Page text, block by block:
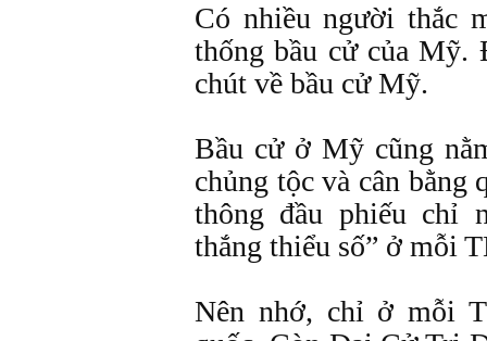
Có nhiều người thắc
thống bầu cử của
chút về bầu cử Mỹ.
Bầu cử ở Mỹ cũng
chủng tộc và cân bằng
thông đầu phiếu chỉ
thắng thiểu số” ở mỗi
Nên nhớ, chỉ ở mỗi